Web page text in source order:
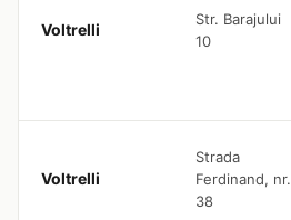
Voltrelli
Str. Barajului
10
Voltrelli
Strada
Ferdinand, nr.
38